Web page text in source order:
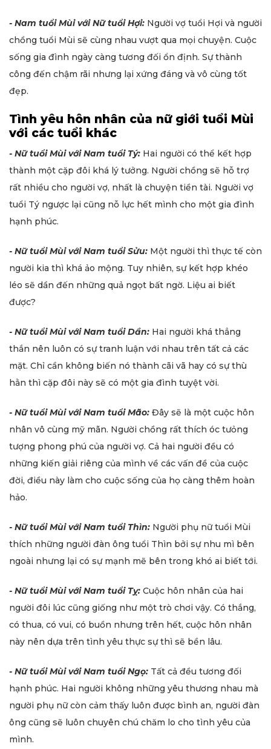
- Nam tuổi Mùi với Nữ tuổi Hợi: Người vợ tuổi Hợi và người
chồng tuổi Mùi sẽ cùng nhau vượt qua mọi chuyện. Cuộc
sống gia đình ngày càng tương đối ổn định. Sự thành
công đến chậm rãi nhưng lại xứng đáng và vô cùng tốt
đẹp.
Tình yêu hôn nhân của nữ giới tuổi Mùi
với các tuổi khác
- Nữ tuổi Mùi với Nam tuổi Tý: Hai người có thể kết hợp
thành một cặp đôi khá lý tưởng. Người chồng sẽ hỗ trợ
rất nhiều cho người vợ, nhất là chuyện tiền tài. Người vợ
tuổi Tý ngược lại cũng nỗ lực hết mình cho một gia đình
hạnh phúc.
- Nữ tuổi Mùi với Nam tuổi Sửu: Một người thì thực tế còn
người kia thì khá ảo mộng. Tuy nhiên, sự kết hợp khéo
léo sẽ dần đến những quả ngọt bất ngờ. Liệu ai biết
được?
- Nữ tuổi Mùi với Nam tuổi Dần: Hai người khá thẳng
thắn nên luôn có sự tranh luận với nhau trên tất cả các
mặt. Chỉ cần không biến nó thành cãi vã hay có sự thù
hằn thì cặp đôi này sẽ có một gia đình tuyệt vời.
- Nữ tuổi Mùi với Nam tuổi Mão: Đây sẽ là một cuộc hôn
nhân vô cùng mỹ mãn. Người chồng rất thích óc tưỏng
tượng phong phú của người vợ. Cả hai người đều có
những kiến giải riêng của mình về các vấn đề của cuộc
đời, điều này làm cho cuộc sống của họ càng thêm hoàn
hảo.
- Nữ tuổi Mùi với Nam tuổi Thìn: Người phụ nữ tuổi Mùi
thích những người đàn ông tuổi Thìn bởi sự nhu mì bên
ngoài nhưng lại có sự mạnh mẽ bên trong khó ai biết tới.
- Nữ tuổi Mùi với Nam tuổi Tỵ: Cuộc hôn nhân của hai
người đôi lúc cũng giống như một trò chơi vậy. Có thắng,
có thua, có vui, có buồn nhưng trên hết, cuộc hôn nhân
này nên dựa trên tình yêu thực sự thì sẽ bền lâu.
- Nữ tuổi Mùi với Nam tuổi Ngọ: Tất cả đều tương đối
hạnh phúc. Hai người không những yêu thương nhau mà
người phụ nữ còn cảm thấy luôn được bình an, người đàn
ông cũng sẽ luôn chuyên chú chăm lo cho tình yêu của
mình.